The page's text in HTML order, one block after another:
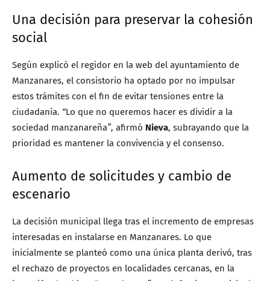
Una decisión para preservar la cohesión
social
Según explicó el regidor en la web del ayuntamiento de
Manzanares, el consistorio ha optado por no impulsar
estos trámites con el fin de evitar tensiones entre la
ciudadanía. “Lo que no queremos hacer es dividir a la
sociedad manzanareña”, afirmó Nieva, subrayando que la
prioridad es mantener la convivencia y el consenso.
Aumento de solicitudes y cambio de
escenario
La decisión municipal llega tras el incremento de empresas
interesadas en instalarse en Manzanares. Lo que
inicialmente se planteó como una única planta derivó, tras
el rechazo de proyectos en localidades cercanas, en la